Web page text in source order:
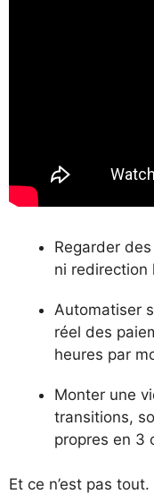
Regarder
ni redirection
Automatiser
réel des
heures par
Monter une
transitions,
propres en 3
Et ce n’est pas